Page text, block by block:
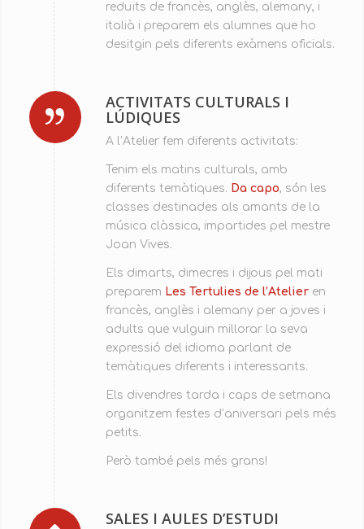
reduïts de francès, anglès, alemany, i
italià i preparem els alumnes que ho
desitgin pels diferents exàmens oficials.
ACTIVITATS CULTURALS I
LÚDIQUES
A l’Atelier fem diferents activitats:
Tenim els matins culturals, amb
diferents temàtiques. Da capo, són les
classes destinades als amants de la
música clàssica, impartides pel mestre
Joan Vives.
Els dimarts, dimecres i dijous pel mati
preparem Les Tertulies de l’Atelieren
francès, anglès i alemany per a joves i
adults que vulguin millorar la seva
expressió del idioma parlant de
temàtiques diferents i interessants.
Els divendres tarda i caps de setmana
organitzem festes d’aniversari pels més
petits.
Però també pels més grans!
SALES I AULES D’ESTUDI